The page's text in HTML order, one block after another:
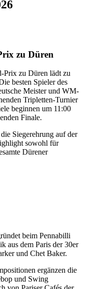
zu Düren
Prix zu Düren lädt zu
besten Spieler des
Meister und WM-
Tripletten-Turnier
beginnen um 11:00
Finale.
Siegerehrung auf der
sowohl für
Dürener
beim Pennabilli
aus dem Paris der 30er
und Chet Baker.
ergänzen die
und Swing